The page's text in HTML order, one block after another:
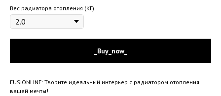
Вес радиатора отопления (КГ)
_Buy_now_
FUSIONLINE: Творите идеальный интерьер с радиатором отопления
вашей мечты!